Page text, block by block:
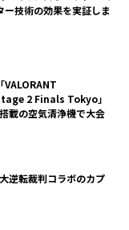
技術の効果を実証しま
VALORANT
2 Finals Tokyo」
載の空気清浄機で大会
逆転裁判コラボのカプ